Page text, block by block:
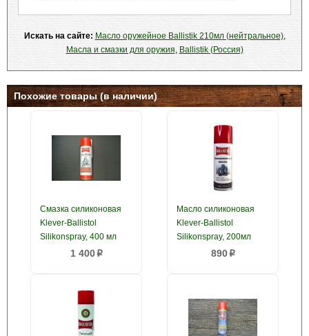
Искать на сайте: Масло оружейное Ballistik 210мл (нейтральное),
Масла и смазки для оружия, Ballistik (Россия)
Похожие товары (в наличии)
Смазка силиконовая
Klever-Ballistol
Silikonspray, 400 мл
1 400p
Масло силиконовая
Klever-Ballistol
Silikonspray, 200мл
890p